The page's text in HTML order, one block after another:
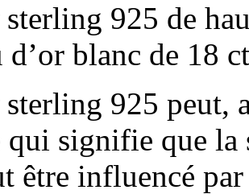
sterling 925 de
d’or blanc de 18
sterling 925 peut,
qui signifie que la
être influencé